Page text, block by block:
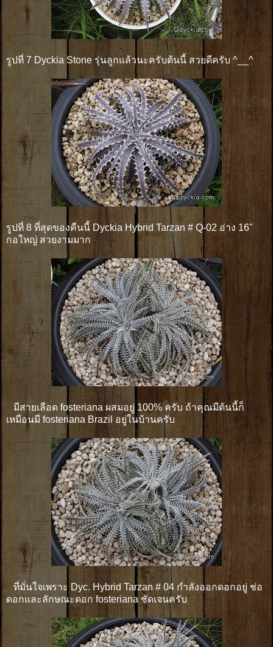
รูปที่ 7 Dyckia Stone รุ่นลูกแล้วนะครับต้นนี้ สวยดีครับ ^__^
รูปที่ 8 ที่สุดของคืนนี้ Dyckia Hybrid Tarzan # Q-02 อ่าง 16"
กอใหญ่ สวยงามมาก
มีสายเลือด fosteriana ผสมอยู่ 100% ครับ ถ้าคุณมีต้นนี้ก็
เหมือนมี fosteriana Brazil อยู่ในบ้านครับ
ที่มั่นใจเพราะ Dyc. Hybrid Tarzan # 04 กำลังออกดอกอยู่ ช่อ
ดอกและลักษณะดอก fosteriana ชัดเจนครับ